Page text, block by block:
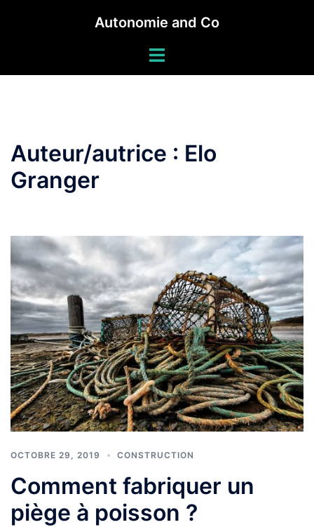
Autonomie and Co
Auteur/autrice : Elo
Granger
OCTOBRE 29, 2019 CONSTRUCTION
Comment fabriquer un
piège à poisson ?